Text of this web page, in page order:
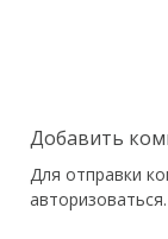
Добавить
Для отправки
авторизоваться.